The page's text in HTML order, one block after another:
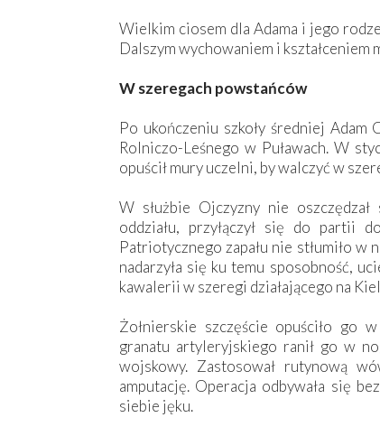
Wielkim ciosem dla Adama i jego
Dalszym wychowaniem i kształceniem
W szeregach powstańców
Po ukończeniu szkoły średniej
Rolniczo-Leśnego w Puławach. W
opuścił mury uczelni, by walczyć w
W służbie Ojczyzny nie
oddziału, przyłączył się do partii
Patriotycznego zapału nie stłumiło
nadarzyła się ku temu sposobność,
kawalerii w szeregi działającego na
Żołnierskie szczęście opuściło go
granatu artyleryjskiego ranił go w
wojskowy. Zastosował rutynową
amputację. Operacja odbywała się
siebie jęku.